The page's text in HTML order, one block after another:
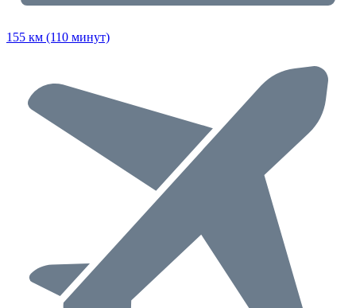
155 км (110 минут)